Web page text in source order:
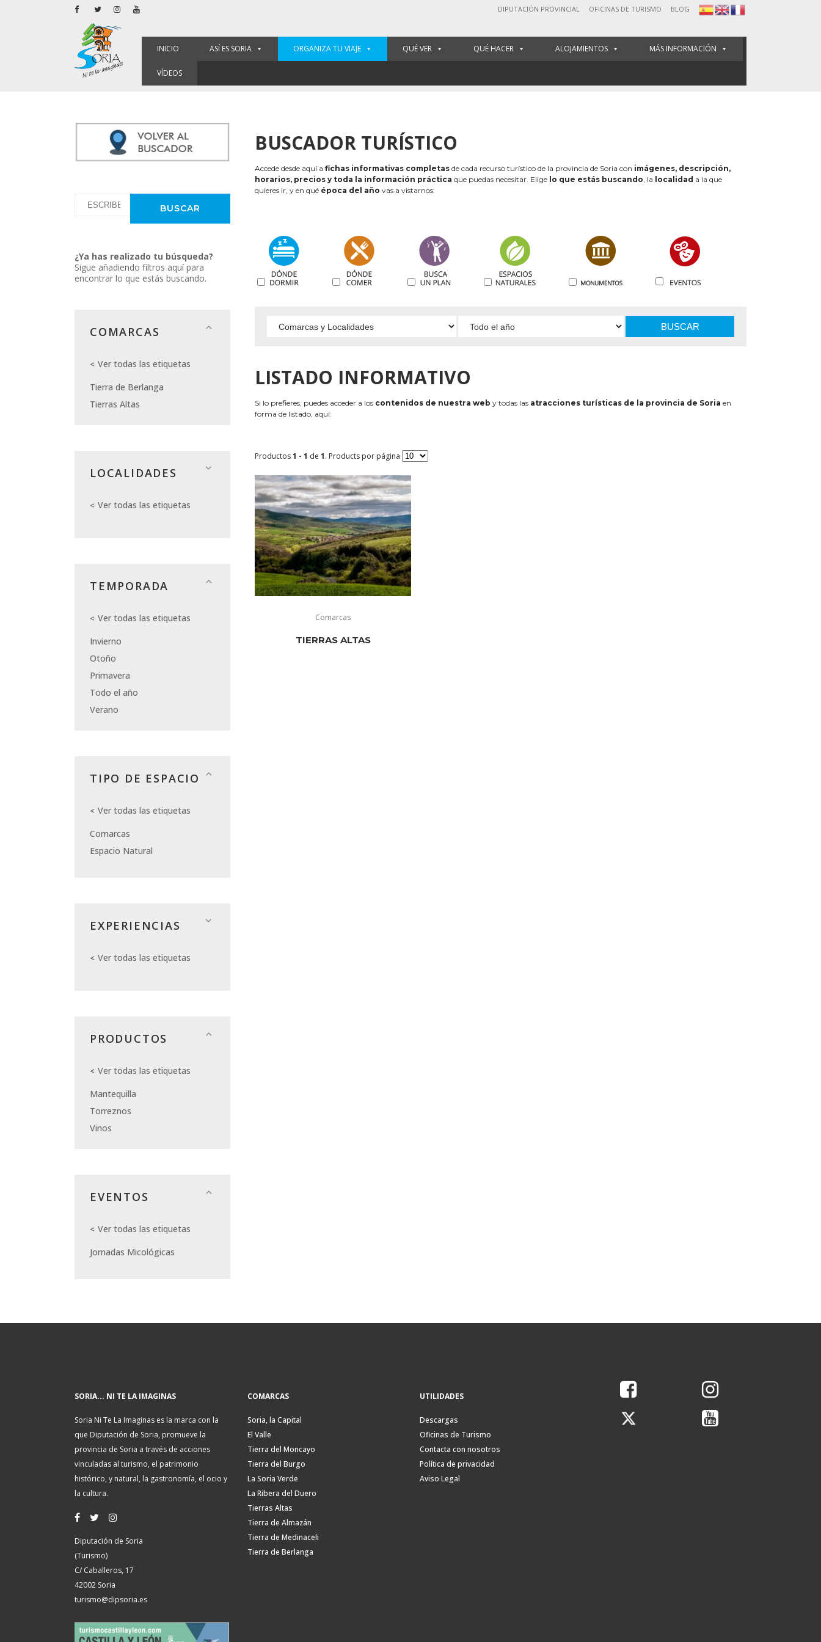
DIPUTACIÓN PROVINCIAL OFICINAS DE TURISMO BLOG
INICIO ASÍ ES SORIA ORGANIZA TU VIAJE QUÉ VER QUÉ HACER ALOJAMIENTOS MÁS INFORMACIÓN
VÍDEOS
¿Ya has realizado tu búsqueda?
Sigue añadiendo filtros aquí para
encontrar lo que estás buscando.
COMARCAS
Ver todas las etiquetas
Tierra de Berlanga
Tierras Altas
LOCALIDADES
Ver todas las etiquetas
TEMPORADA
Ver todas las etiquetas
Invierno
Otoño
Primavera
Todo el año
Verano
TIPO DE ESPACIO
Ver todas las etiquetas
Comarcas
Espacio Natural
EXPERIENCIAS
Ver todas las etiquetas
PRODUCTOS
Ver todas las etiquetas
Mantequilla
Torreznos
Vinos
EVENTOS
Ver todas las etiquetas
Jornadas Micológicas
BUSCADOR TURÍSTICO
Accede desde aquí a fichas informativas completas de cada recurso turístico de la provincia de Soria con imágenes, descripción,
horarios, precios y toda la información práctica que puedas necesitar. Elige lo que estás buscando, la localidad a la que
quieres ir, y en qué época del año vas a vistarnos:
BUSCAR
LISTADO INFORMATIVO
Si lo prefieres, puedes acceder a los contenidos de nuestra web y todas las atracciones turísticas de la provincia de Soria en
forma de listado, aquí:
Productos1 - 1 de 1. Products por página
Comarcas
TIERRAS ALTAS
SORIA... NI TE LA IMAGINAS
Soria Ni Te La Imaginas es la marca con la
que Diputación de Soria, promueve la
provincia de Soria a través de acciones
vinculadas al turismo, el patrimonio
histórico, y natural, la gastronomía, el ocio y
la cultura.
Diputación de Soria
(Turismo)
C/ Caballeros, 17
42002 Soria
turismo@dipsoria.es
COMARCAS
Soria, la Capital
El Valle
Tierra del Moncayo
Tierra del Burgo
La Soria Verde
La Ribera del Duero
Tierras Altas
Tierra de Almazán
Tierra de Medinaceli
Tierra de Berlanga
UTILIDADES
Descargas
Oficinas de Turismo
Contacta con nosotros
Política de privacidad
Aviso Legal